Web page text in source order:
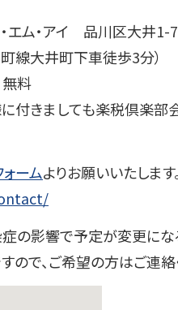
エム・アイ 品川区大井
町線大井町下車徒歩3分）
無料
付きましても楽税倶楽
ームよりお願いいたします
の影響で予定が変更にな
で、ご希望の方はご連絡